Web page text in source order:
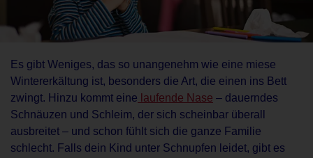
Es gibt Weniges, das so unangenehm wie eine miese
Wintererkältung ist, besonders die Art, die einen ins Bett
zwingt. Hinzu kommt eine laufende Nase – dauerndes
Schnäuzen und Schleim, der sich scheinbar überall
ausbreitet – und schon fühlt sich die ganze Familie
schlecht. Falls dein Kind unter Schnupfen leidet, gibt es